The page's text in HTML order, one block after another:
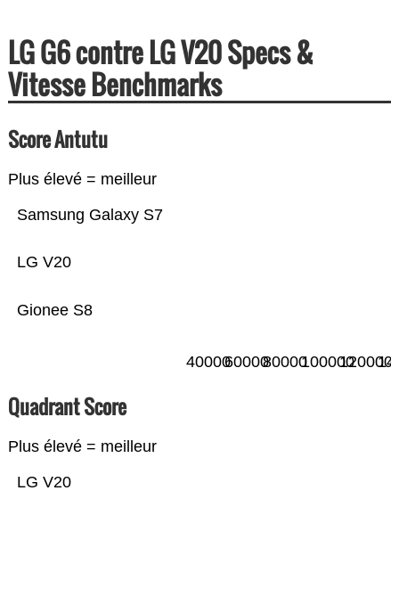
LG G6 contre LG V20 Specs &
Vitesse Benchmarks
Score Antutu
Plus élevé = meilleur
Gionee S8
LG V20
Samsung Galaxy S7
400006000080000100000120000
Quadrant Score
Plus élevé = meilleur
LG V20